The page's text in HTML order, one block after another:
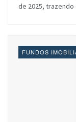
de 2025, trazendo
FUNDOS